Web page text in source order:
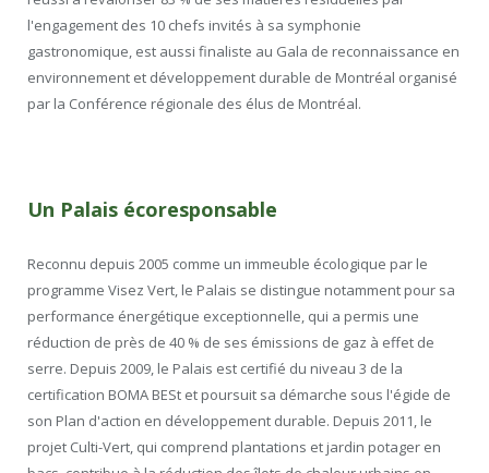
l'engagement des 10 chefs invités à sa symphonie
gastronomique, est aussi finaliste au Gala de reconnaissance en
environnement et développement durable de Montréal organisé
par la Conférence régionale des élus de Montréal.
Un Palais écoresponsable
Reconnu depuis 2005 comme un immeuble écologique par le
programme Visez Vert, le Palais se distingue notamment pour sa
performance énergétique exceptionnelle, qui a permis une
réduction de près de 40 % de ses émissions de gaz à effet de
serre. Depuis 2009, le Palais est certifié du niveau 3 de la
certification BOMA BESt et poursuit sa démarche sous l'égide de
son Plan d'action en développement durable. Depuis 2011, le
projet Culti-Vert, qui comprend plantations et jardin potager en